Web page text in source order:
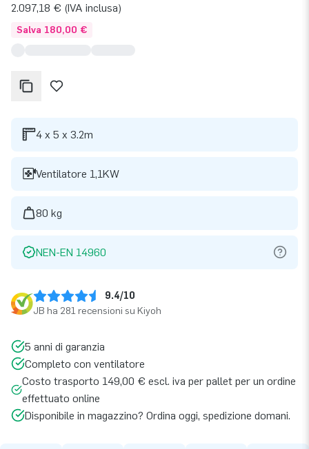
2.097,18 € (IVA inclusa)
Salva 180,00 €
4 x 5 x 3.2m
Ventilatore 1,1KW
80 kg
NEN-EN 14960
9.4/10
JB ha 281 recensioni su Kiyoh
5 anni di garanzia
Completo con ventilatore
Costo trasporto 149,00 € escl. iva per pallet per un ordine
effettuato online
Disponibile in magazzino? Ordina oggi, spedizione domani.